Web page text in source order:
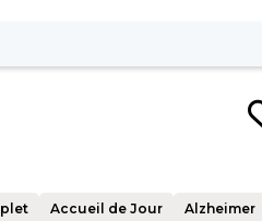
Accueil de Jour Alzheimer